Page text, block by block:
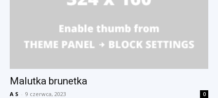
Malutka brunetka
A S - 9 czerwca, 2023 0